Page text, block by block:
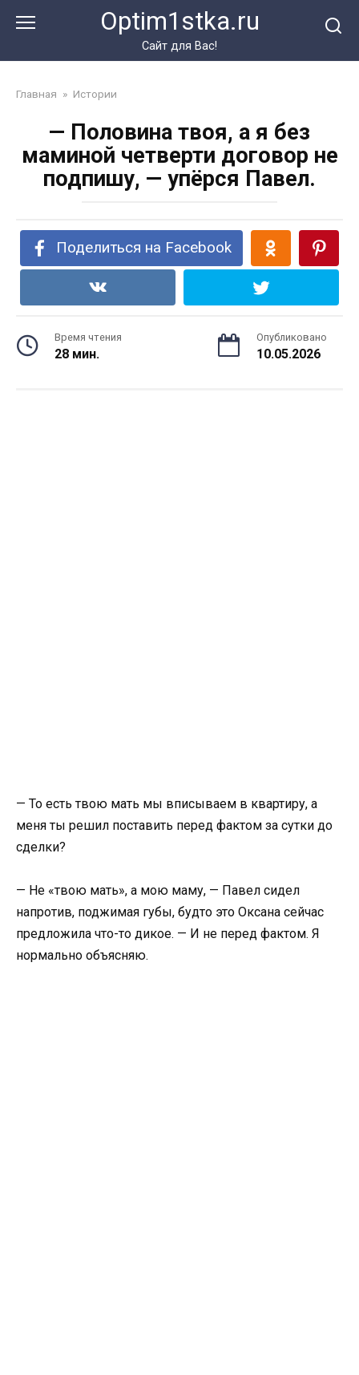
Optim1stka.ru
Сайт для Вас!
Главная » Истории
— Половина твоя, а я без
маминой четверти договор не
подпишу, — упёрся Павел.
Поделиться на Facebook
Время чтения
28 мин.
Опубликовано
10.05.2026
— То есть твою мать мы вписываем в квартиру, а
меня ты решил поставить перед фактом за сутки до
сделки?
— Не «твою мать», а мою маму, — Павел сидел
напротив, поджимая губы, будто это Оксана сейчас
предложила что-то дикое. — И не перед фактом. Я
нормально объясняю.